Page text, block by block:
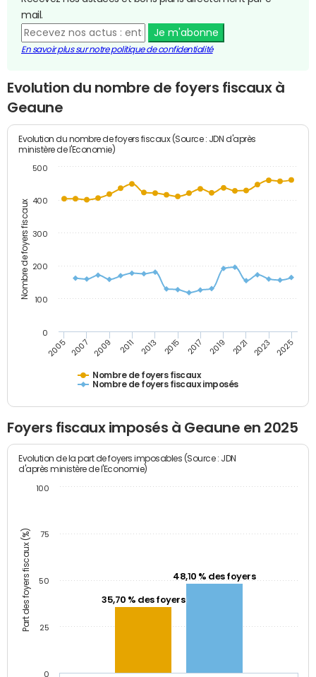
mail.
Je m'abonne
En savoir plus sur notre politique de confidentialité
Evolution du nombre de foyers fiscaux à
Geaune
Nombre de foyers fiscaux
Evolution du nombre de foyers fiscaux (Source : JDN d'après
ministère de l'Economie)
Nombre de foyers fiscaux
Nombre de foyers fiscaux imposés
2005 2007 2009 2011 2013 2015 2017 2019 2021 2023 2025
0
100
200
300
400
500
Foyers fiscaux imposés à Geaune en 2025
Part des foyers fiscaux (%)
Evolution de la part de foyers imposables (Source : JDN
d'après ministère de l'Economie)
35,70 % des foyers
48,10 % des foyers
0
25
50
75
100